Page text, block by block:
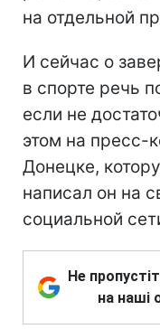
на отдельной
И сейчас о
в спорте речь
если не
этом на пресс-
Донецке,
написал он на
социальной
Не
на наші